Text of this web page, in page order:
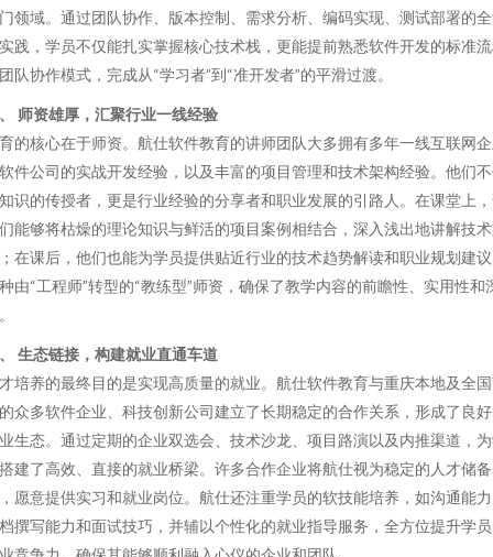
领域。通过团队协作、版本控制、需求分析、编码实现、测试部署的
践，学员不仅能扎实掌握核心技术栈，更能提前熟悉软件开发的标准
队协作模式，完成从“学习者”到“准开发者”的平滑过渡。
师资雄厚，汇聚行业一线经验
的核心在于师资。航仕软件教育的讲师团队大多拥有多年一线互联网
件公司的实战开发经验，以及丰富的项目管理和技术架构经验。他们
识的传授者，更是行业经验的分享者和职业发展的引路人。在课堂上
能够将枯燥的理论知识与鲜活的项目案例相结合，深入浅出地讲解技
在课后，他们也能为学员提供贴近行业的技术趋势解读和职业规划建
由“工程师”转型的“教练型”师资，确保了教学内容的前瞻性、实用性和
生态链接，构建就业直通车道
培养的最终目的是实现高质量的就业。航仕软件教育与重庆本地及全
众多软件企业、科技创新公司建立了长期稳定的合作关系，形成了良
生态。通过定期的企业双选会、技术沙龙、项目路演以及内推渠道，
建了高效、直接的就业桥梁。许多合作企业将航仕视为稳定的人才储
愿意提供实习和就业岗位。航仕还注重学员的软技能培养，如沟通能
撰写能力和面试技巧，并辅以个性化的就业指导服务，全方位提升学